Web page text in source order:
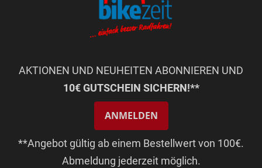
AKTIONEN UND NEUHEITEN ABONNIEREN UND
10€ GUTSCHEIN SICHERN!**
ANMELDEN
**Angebot gültig ab einem Bestellwert von 100€.
Abmeldung jederzeit möglich.